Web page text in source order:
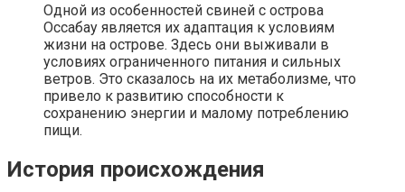
Одной из особенностей свиней с острова
Оссабау является их адаптация к условиям
жизни на острове. Здесь они выживали в
условиях ограниченного питания и сильных
ветров. Это сказалось на их метаболизме, что
привело к развитию способности к
сохранению энергии и малому потреблению
пищи.
История происхождения